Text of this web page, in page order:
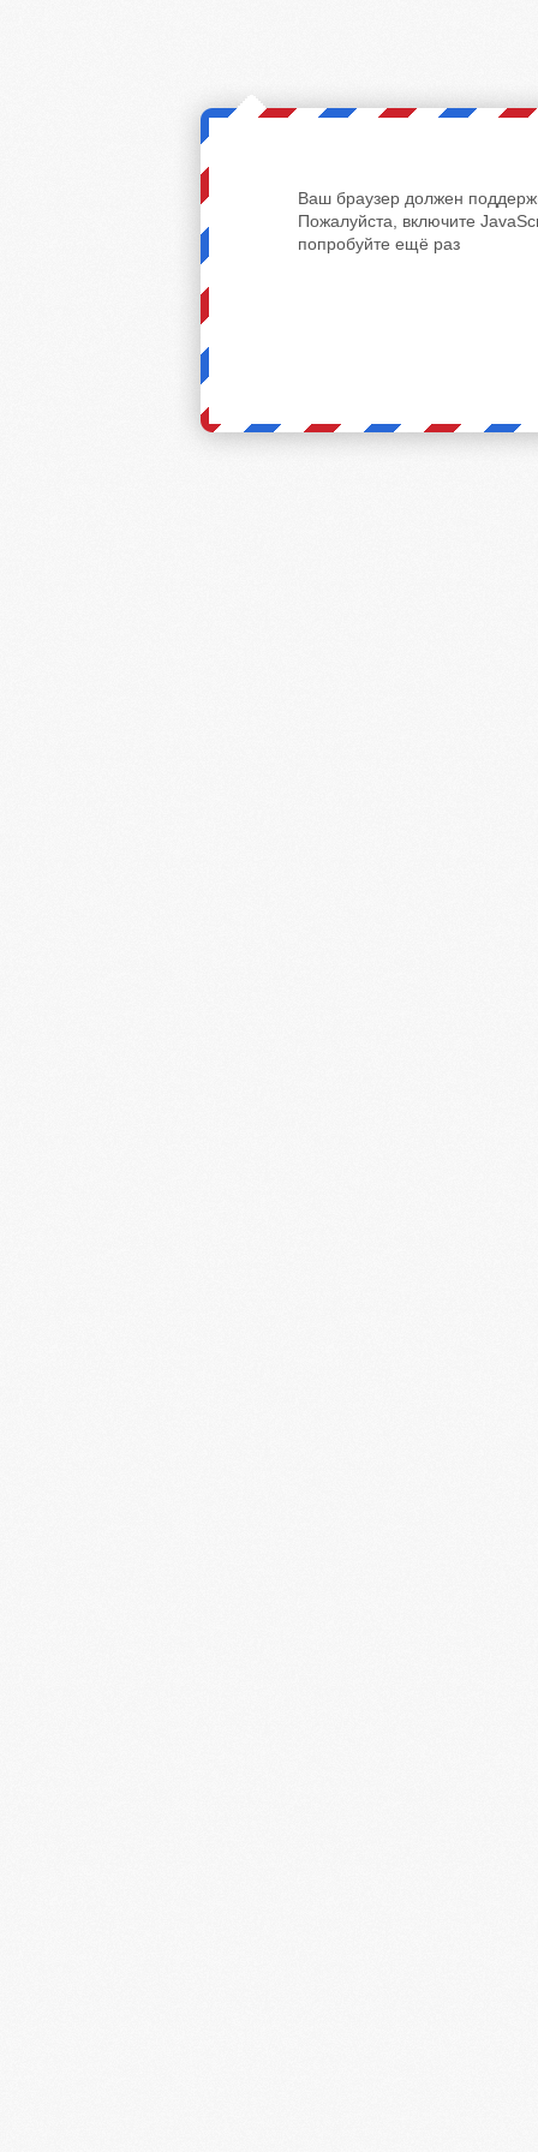
Ваш браузер должен
Пожалуйста, включите
попробуйте ещё раз